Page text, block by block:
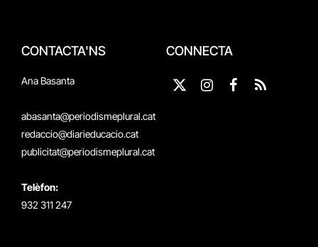
CONTACTA'NS
Ana Basanta
abasanta@periodismeplural.cat
redaccio@diarieducacio.cat
publicitat@periodismeplural.cat
Telèfon:
932 311 247
CONNECTA
X
Instagram
Facebook
RSS